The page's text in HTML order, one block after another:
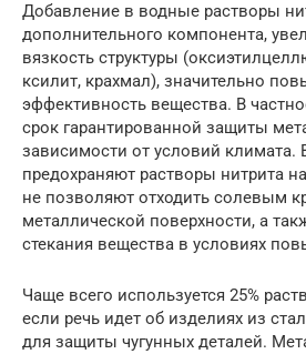
Добавление в водные растворы
дополнительного компонента,
вязкость структуры
ксилит, крахмал), значительно
эффективность вещества. В
срок гарантированной защиты
зависимости от условий климата.
предохраняют растворы нитрита
не позволяют отходить солевым
металлической поверхности, а
стекания вещества в условиях
Чаще всего используется 25%
если речь идет об изделиях из
для защиты чугунных деталей.